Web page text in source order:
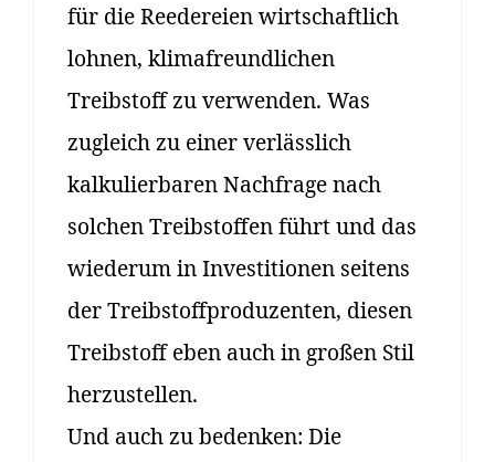
für die Reedereien wirtschaftlich
lohnen, klimafreundlichen
Treibstoff zu verwenden. Was
zugleich zu einer verlässlich
kalkulierbaren Nachfrage nach
solchen Treibstoffen führt und das
wiederum in Investitionen seitens
der Treibstoffproduzenten, diesen
Treibstoff eben auch in großen Stil
herzustellen.
Und auch zu bedenken: Die